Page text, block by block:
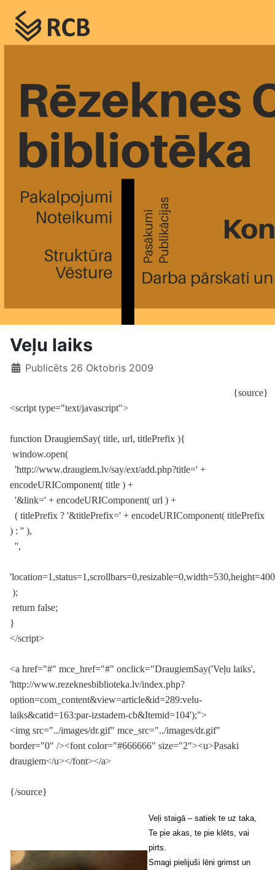
Veļu laiks
Publicēts 26 Oktobris 2009
{source}
<script type="text/javascript">
function DraugiemSay( title, url, titlePrefix ){
window.open(
'http://www.draugiem.lv/say/ext/add.php?title=' +
encodeURIComponent( title ) +
'&link=' + encodeURIComponent( url ) +
( titlePrefix ? '&titlePrefix=' + encodeURIComponent( titlePrefix
) : '' ),
'',
);
return false;
}
</script>
<a href="#" mce_href="#" onclick="DraugiemSay('Veļu laiks',
'http://www.rezeknesbiblioteka.lv/index.php?
option=com_content&view=article&id=289:velu-
laiks&catid=163:par-izstadem-cb&Itemid=104');">
<img src="../images/dr.gif" mce_src="../images/dr.gif"
border="0" /><font color="#666666" size="2"><u>Pasaki
draugiem</u></font></a>
{/source}
Veļi staigā – satiek te uz taka,
Te pie akas, te pie klēts, vai
pirts.
Smagi pielijuši lēni grimst un